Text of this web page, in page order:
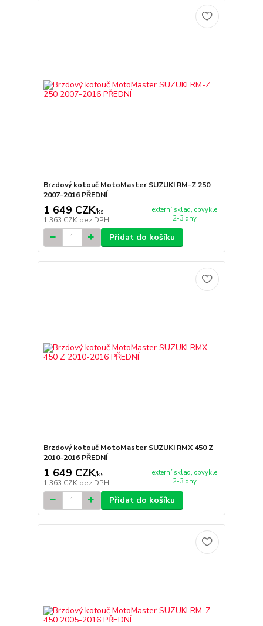
Brzdový kotouč MotoMaster SUZUKI RM-Z 250
2007-2016 PŘEDNÍ
1 649 CZK/ks
1 363 CZK bez DPH
externí sklad, obvykle
2-3 dny
Přidat do košíku
Brzdový kotouč MotoMaster SUZUKI RMX 450 Z
2010-2016 PŘEDNÍ
1 649 CZK/ks
1 363 CZK bez DPH
externí sklad, obvykle
2-3 dny
Přidat do košíku